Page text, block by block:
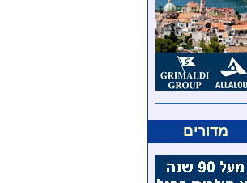
מדורים